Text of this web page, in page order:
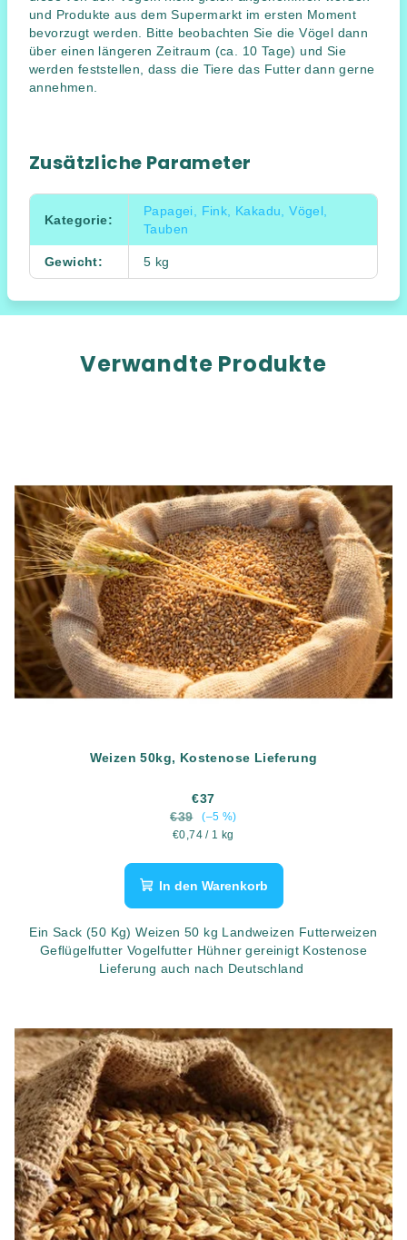
und Produkte aus dem Supermarkt im ersten Moment
bevorzugt werden. Bitte beobachten Sie die Vögel dann
über einen längeren Zeitraum (ca. 10 Tage) und Sie
werden feststellen, dass die Tiere das Futter dann gerne
annehmen.
Zusätzliche Parameter
Kategorie:
Papagei, Fink, Kakadu, Vögel,
Tauben
Gewicht: 5 kg
Verwandte Produkte
Weizen 50kg, Kostenose Lieferung
€37
€39
(–5 %)
Verkaufspreis:
€0,74 / 1 kg
In den Warenkorb
Ein Sack (50 Kg) Weizen 50 kg Landweizen Futterweizen
Geflügelfutter Vogelfutter Hühner gereinigt Kostenose
Lieferung auch nach Deutschland